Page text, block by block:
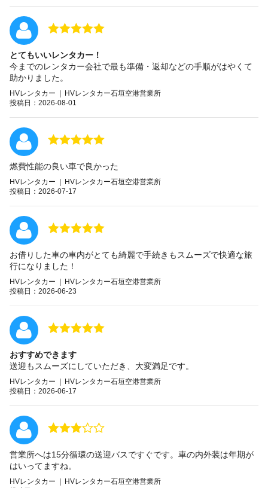
とてもいいレンタカー！
今までのレンタカー会社で最も準備・返却などの手順がはやくて
助かりました。
HVレンタカー | HVレンタカー石垣空港営業所
投稿日：2026-08-01
燃費性能の良い車で良かった
HVレンタカー | HVレンタカー石垣空港営業所
投稿日：2026-07-17
お借りした車の車内がとても綺麗で手続きもスムーズで快適な旅
行になりました！
HVレンタカー | HVレンタカー石垣空港営業所
投稿日：2026-06-23
おすすめできます
送迎もスムーズにしていただき、大変満足です。
HVレンタカー | HVレンタカー石垣空港営業所
投稿日：2026-06-17
営業所へは15分循環の送迎バスですぐです。車の内外装は年期が
はいってますね。
HVレンタカー | HVレンタカー石垣空港営業所